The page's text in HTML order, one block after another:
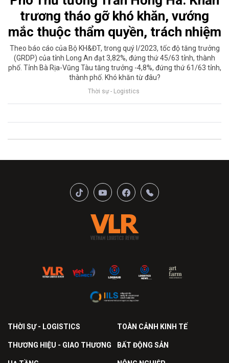
trương tháo gỡ khó khăn, vướng
mắc thuộc thẩm quyền, trách nhiệm
Theo báo cáo của Bộ KH&ĐT, trong quý I/2023, tốc độ tăng trưởng
(GRDP) của tỉnh Long An đạt 3,82%, đứng thứ 45/63 tỉnh, thành
phố. Tỉnh Bà Rịa-Vũng Tàu tăng trưởng -4,8%, đứng thứ 61/63 tỉnh,
thành phố. Khó khăn từ đâu?
Thời sự - Logistics
THỜI SỰ - LOGISTICS TOÀN CẢNH KINH TẾ
THƯƠNG HIỆU - GIAO THƯƠNG BẤT ĐỘNG SẢN